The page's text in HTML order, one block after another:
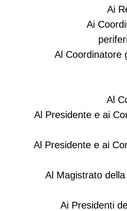
Ai
Ai
Al Coordinatore
Al
Al Presidente e ai
Al Presidente e ai
Al Magistrato
Ai Presidenti